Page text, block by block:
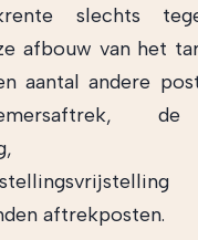
slechts
afbouw van het
aantal andere
aftrekposten.